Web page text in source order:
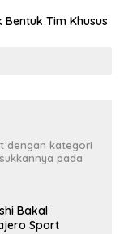
Bentuk Tim Khusus
dengan kategori
pada
Bakal
Sport